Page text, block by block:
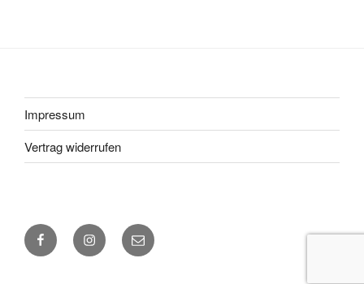
Impressum
Vertrag widerrufen
FacebookInstagramMail